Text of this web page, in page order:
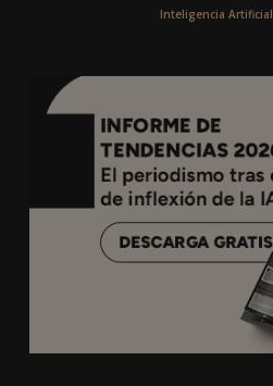
Inteligencia Artificial